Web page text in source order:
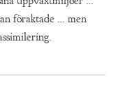
föraktade … men